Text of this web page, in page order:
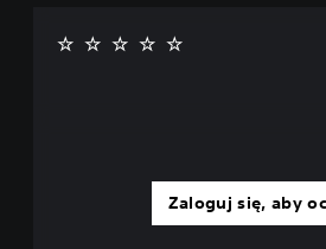
Zaloguj się, aby